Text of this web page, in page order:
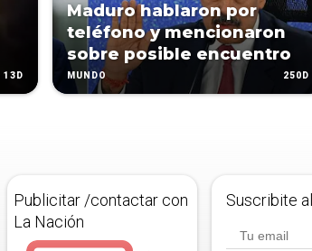
13D
Maduro hablaron por
teléfono y mencionaron
sobre posible encuentro
MUNDO 250D
Publicitar /contactar con
La Nación
Suscribite